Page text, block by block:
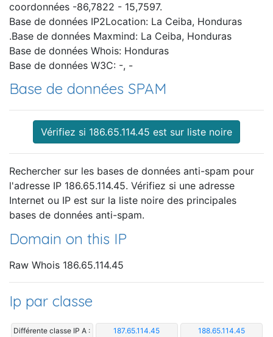
coordonnées -86,7822 - 15,7597.
Base de données IP2Location: La Ceiba, Honduras
.Base de données Maxmind: La Ceiba, Honduras
Base de données Whois: Honduras
Base de données W3C: -, -
Base de données SPAM
Vérifiez si 186.65.114.45 est sur liste noire
Rechercher sur les bases de données anti-spam pour
l'adresse IP 186.65.114.45. Vérifiez si une adresse
Internet ou IP est sur la liste noire des principales
bases de données anti-spam.
Domain on this IP
Raw Whois 186.65.114.45
Ip par classe
Différente classe IP A : 187.65.114.45 188.65.114.45